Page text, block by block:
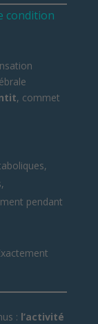
condition
, commet
pendant
: l’activité